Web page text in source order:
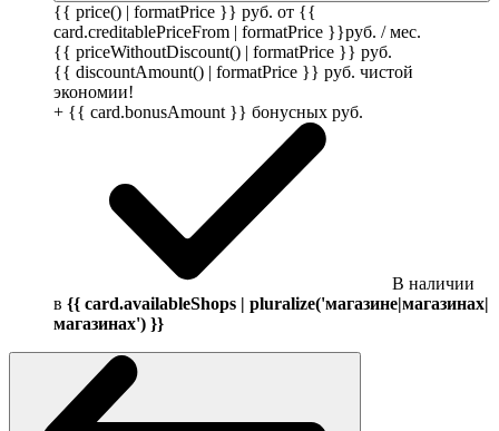
{{ price() | formatPrice }} руб. от {{
card.creditablePriceFrom | formatPrice }}руб. / мес.
{{ priceWithoutDiscount() | formatPrice }} руб.
{{ discountAmount() | formatPrice }} руб. чистой
экономии!
+ {{ card.bonusAmount }} бонусных руб.
В наличии
в {{ card.availableShops | pluralize('магазине|магазинах|
магазинах') }}